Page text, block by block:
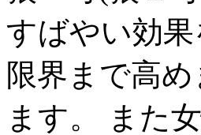
すばやい効
限界まで高
ます。 また